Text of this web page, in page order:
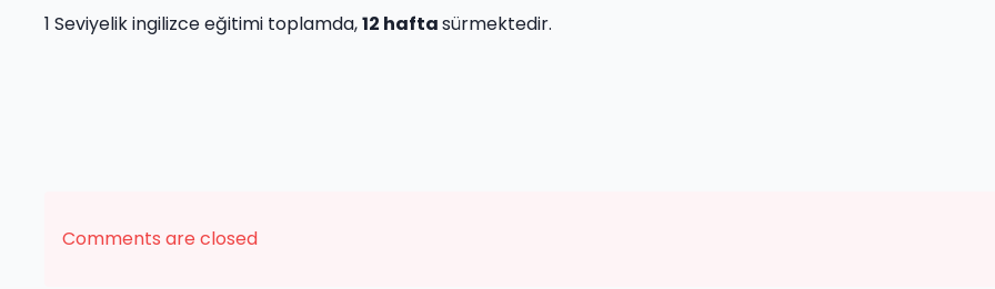
1 Seviyelik ingilizce eğitimi toplamda,12 haftasürmektedir.
Comments are closed